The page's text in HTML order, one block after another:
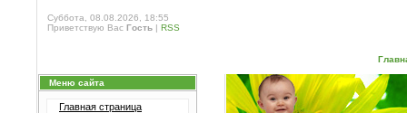
Суббота, 08.08.2026, 18:55
Приветствую Вас Гость | RSS
Меню сайта
Главная страница